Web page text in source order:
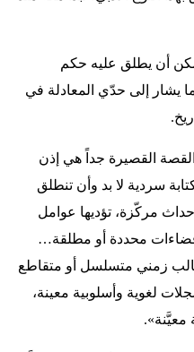
أن يطلق عليه حكم
يشار إلى حدّي المعادلة في
القصيرة جداً هي إذن
سردية لا بد وأن تنطلق
مركّزة، تؤديها عوامل
محددة أو مطلقة…
زمني متسلسل أو متقاطع
لغوية وأسلوبية معينة،
معيَّنة».